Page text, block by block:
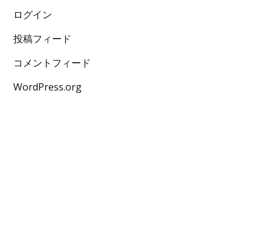
ログイン
投稿フィード
コメントフィード
WordPress.org